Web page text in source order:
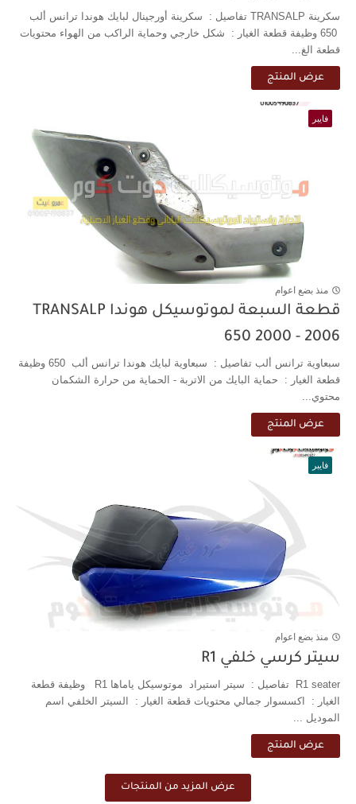
سكرينة TRANSALP تفاصيل : سكرينة أورجينال لبايك هوندا ترانس ألب
650 وظيفة قطعة الغيار : شكل خارجي وحماية الراكب من الهواء محتويات
قطعة الغ...
عرض المنتج
فايبر
منذ بضع اعوام
قطعة السبعة لموتوسيكل هوندا TRANSALP
650 2000 - 2006
سبعاوية ترانس ألب تفاصيل : سبعاوية لبايك هوندا ترانس ألب 650 وظيفة
قطعة الغيار : حماية البايك من الاتربة - الحماية من حرارة الشكمان
محتوي...
عرض المنتج
فايبر
منذ بضع اعوام
سيتر كرسي خلفي R1
R1 seater تفاصيل : سيتر استيراد موتوسيكل ياماها R1 وظيفة قطعة
الغيار : اكسسوار جمالي محتويات قطعة الغيار : السيتر الخلفي اسم
الموديل ...
عرض المنتج
عرض المزيد من المنتجات